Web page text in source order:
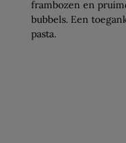
frambozen en
bubbels. Een
pasta.